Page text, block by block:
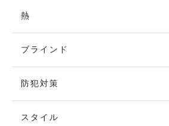
熱
ブラインド
防犯対策
スタイル